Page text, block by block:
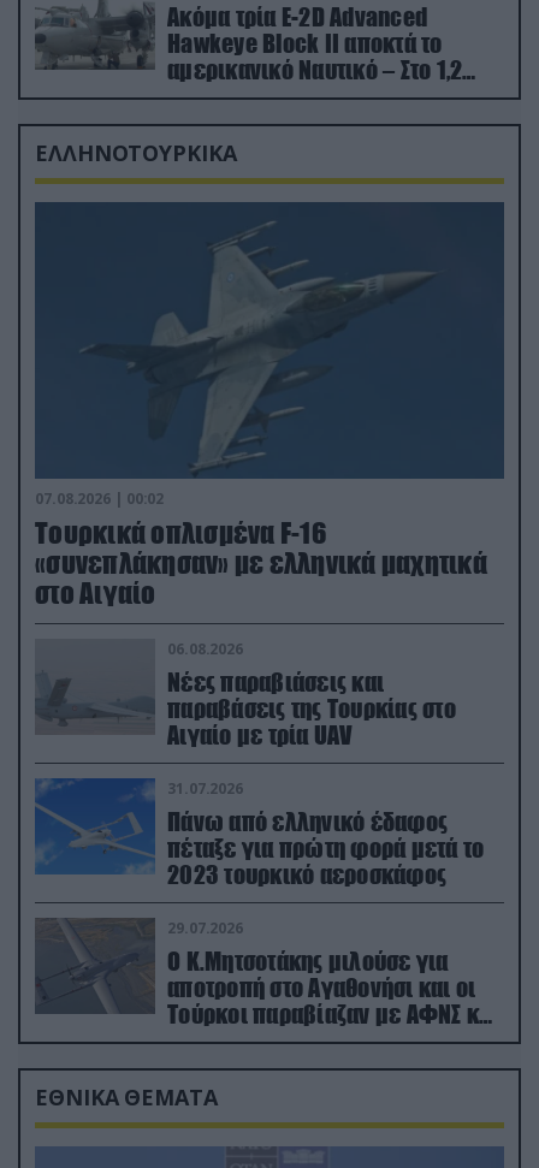
Ακόμα τρία E-2D Advanced
Hawkeye Block II αποκτά το
αμερικανικό Ναυτικό – Στο 1,2
δισ.δολάρια το κόστος
ΕΛΛΗΝΟΤΟΥΡΚΙΚΑ
07.08.2026 | 00:02
Τουρκικά οπλισμένα F-16
«συνεπλάκησαν» με ελληνικά μαχητικά
στο Αιγαίο
06.08.2026
Νέες παραβιάσεις και
παραβάσεις της Τουρκίας στο
Αιγαίο με τρία UAV
31.07.2026
Πάνω από ελληνικό έδαφος
πέταξε για πρώτη φορά μετά το
2023 τουρκικό αεροσκάφος
29.07.2026
Ο Κ.Μητσοτάκης μιλούσε για
αποτροπή στο Αγαθονήσι και οι
Τούρκοι παραβίαζαν με ΑΦΝΣ και
drone
ΕΘΝΙΚΑ ΘΕΜΑΤΑ